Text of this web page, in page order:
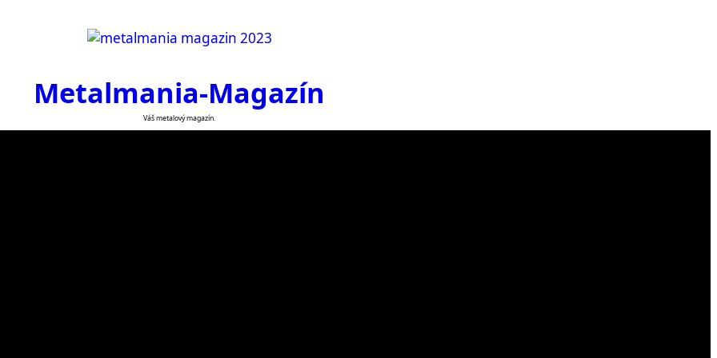
Metalmania-Magazín
Váš metalový magazín.